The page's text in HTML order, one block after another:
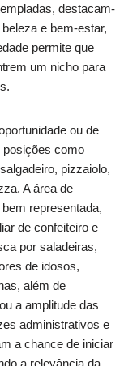
destacam-
e bem-estar,
permite que
um nicho para
ou de
posições como
pizzaiolo,
A área de
representada,
de confeiteiro e
por saladeiras,
de idosos,
além de
a amplitude das
administrativos e
a chance de iniciar
a relevância da